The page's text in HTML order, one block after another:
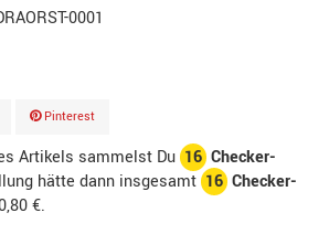
0001
Pinterest
Artikels sammelst Du 16 Checker-
hätte dann insgesamt 16 Checker-
€.